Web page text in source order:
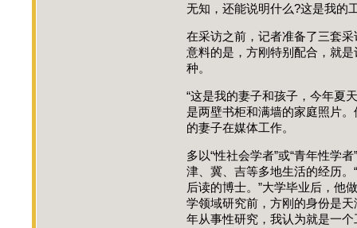
无知，还能说明什么?这是我的
在采访之前，记者准备了三套
意料的是，方刚特别配合，就
种。
“这是我的妻子和孩子，今年夏
是两壁书柜和满墙的家庭照片
的妻子在媒体工作。
多以“性社会学者”或“青年性学
津、冀、吉等多地生活的经历
后读的博士。”大学毕业后，他
学领域研究前，方刚的身份是
年从事性研究，我认为就是一